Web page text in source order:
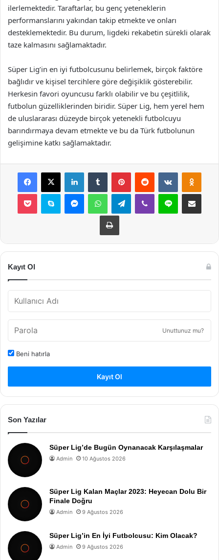
ilerlemektedir. Taraftarlar, bu genç yeteneklerin
performanslarını yakından takip etmekte ve onları
desteklemektedir. Bu durum, ligdeki rekabetin sürekli olarak
taze kalmasını sağlamaktadır.
Süper Lig’in en iyi futbolcusunu belirlemek, birçok faktöre
bağlıdır ve kişisel tercihlere göre değişiklik gösterebilir.
Herkesin favori oyuncusu farklı olabilir ve bu çeşitlilik,
futbolun güzelliklerinden biridir. Süper Lig, hem yerel hem
de uluslararası düzeyde birçok yetenekli futbolcuyu
barındırmaya devam etmekte ve bu da Türk futbolunun
gelişimine katkı sağlamaktadır.
Facebook
X LinkedInTumblr PinterestReddit VKontakte
Pocket Skype MessengerWhatsAppTelegramViber Line E-Posta ile
Yazdır
Kayıt Ol
Unuttunuz mu?
Beni hatırla
Kayıt Ol
Son Yazılar
Süper Lig’de Bugün Oynanacak Karşılaşmalar
Admin 10 Ağustos 2026
Süper Lig Kalan Maçlar 2023: Heyecan Dolu Bir
Finale Doğru
Admin 9 Ağustos 2026
Süper Lig’in En İyi Futbolcusu: Kim Olacak?
Admin 9 Ağustos 2026